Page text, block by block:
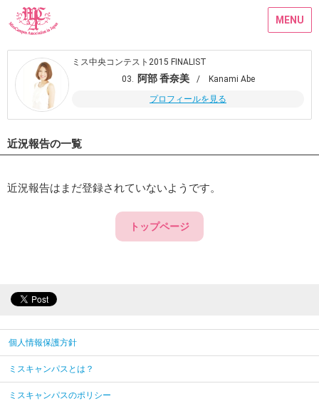
MENU
ミス中央コンテスト2015 FINALIST
03. 阿部 香奈美
/ Kanami Abe
プロフィールを見る
近況報告の一覧
近況報告はまだ登録されていないようです。
トップページ
個人情報保護方針
ミスキャンパスとは？
ミスキャンパスのポリシー